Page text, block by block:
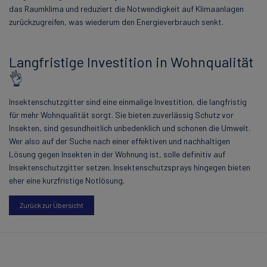
Zurück zur Übersicht
das Raumklima und reduziert die Notwendigkeit auf Klimaanlagen
zurückzugreifen, was wiederum den Energieverbrauch senkt.
Langfristige Investition in Wohnqualität
👌
Insektenschutzgitter sind eine einmalige Investition, die langfristig
für mehr Wohnqualität sorgt. Sie bieten zuverlässig Schutz vor
Insekten, sind gesundheitlich unbedenklich und schonen die Umwelt.
Wer also auf der Suche nach einer effektiven und nachhaltigen
Lösung gegen Insekten in der Wohnung ist, solle definitiv auf
Insektenschutzgitter setzen. Insektenschutzsprays hingegen bieten
eher eine kurzfristige Notlösung.